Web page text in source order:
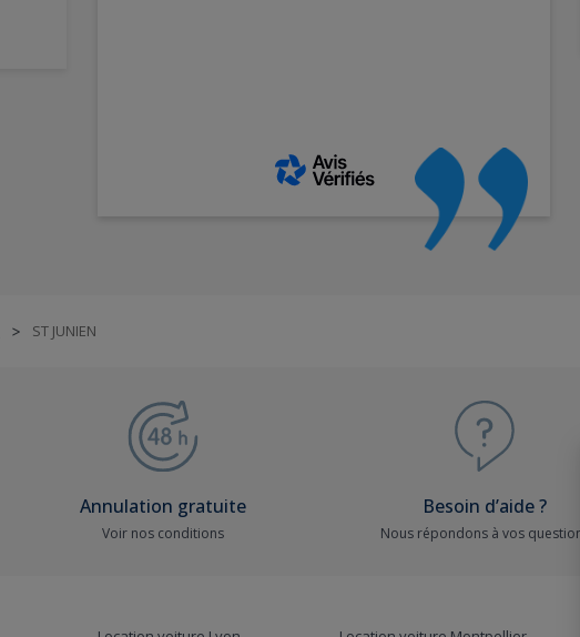
> ST JUNIEN
Annulation gratuite
Voir nos conditions
Besoin d’aide ?
Nous répondons à vos questions